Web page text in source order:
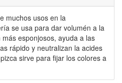
muchos usos en la
se usa para dar volumén a la
esponjosos, ayuda a las
rápido y neutralizan la acides
sirve para fijar los colores a